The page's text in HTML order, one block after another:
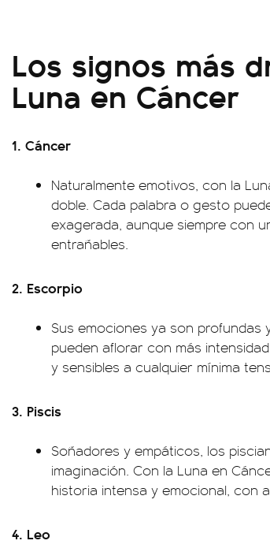
Los signos más
Luna en Cáncer
1. Cáncer
Naturalmente emotivos, con la
doble. Cada palabra o gesto
exagerada, aunque siempre con
entrañables.
2. Escorpio
Sus emociones ya son profundas
pueden aflorar con más
y sensibles a cualquier mínima
3. Piscis
Soñadores y empáticos, los
imaginación. Con la Luna en
historia intensa y emocional, con
4. Leo